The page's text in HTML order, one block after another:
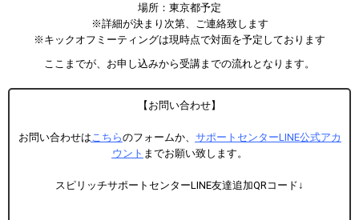
場所：東京都予定
※詳細が決まり次第、ご連絡致します
※キックオフミーティングは現時点で対面を予定しております
ここまでが、お申し込みから受講までの流れとなります。
【お問い合わせ】
お問い合わせは こちらのフォームか、 サポートセンターLINE公式アカ
ウント までお願い致します。
スピリッチサポートセンターLINE友達追加QRコード↓